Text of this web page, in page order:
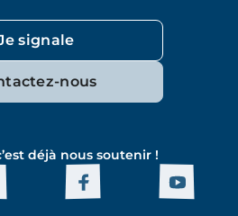
signale
nous
déjà nous soutenir !